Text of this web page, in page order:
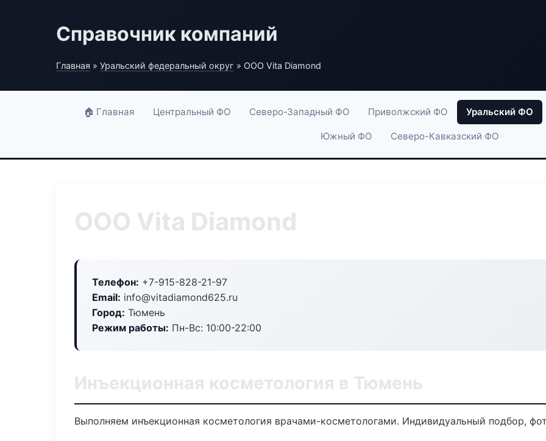
Справочник компаний
Главная » Уральский федеральный округ » ООО Vita Diamond
🏠 Главная Центральный ФО Северо-Западный ФО Приволжский ФО Уральский ФО
Южный ФО Северо-Кавказский ФО
ООО Vita Diamond
Телефон: +7-915-828-21-97
Email: info@vitadiamond625.ru
Город: Тюмень
Режим работы: Пн-Вс: 10:00-22:00
Инъекционная косметология в Тюмень
Выполняем инъекционная косметология врачами-косметологами. Индивидуальный подбор,